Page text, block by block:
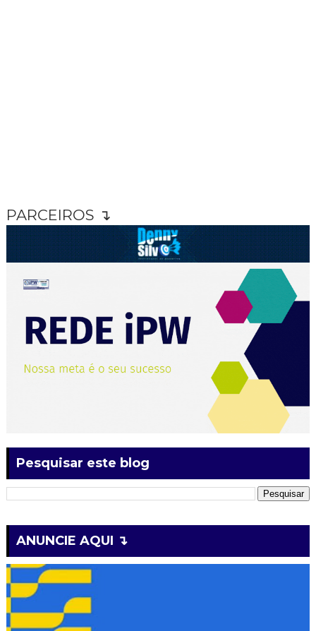
PARCEIROS ↴
Pesquisar este blog
ANUNCIE AQUI ↴